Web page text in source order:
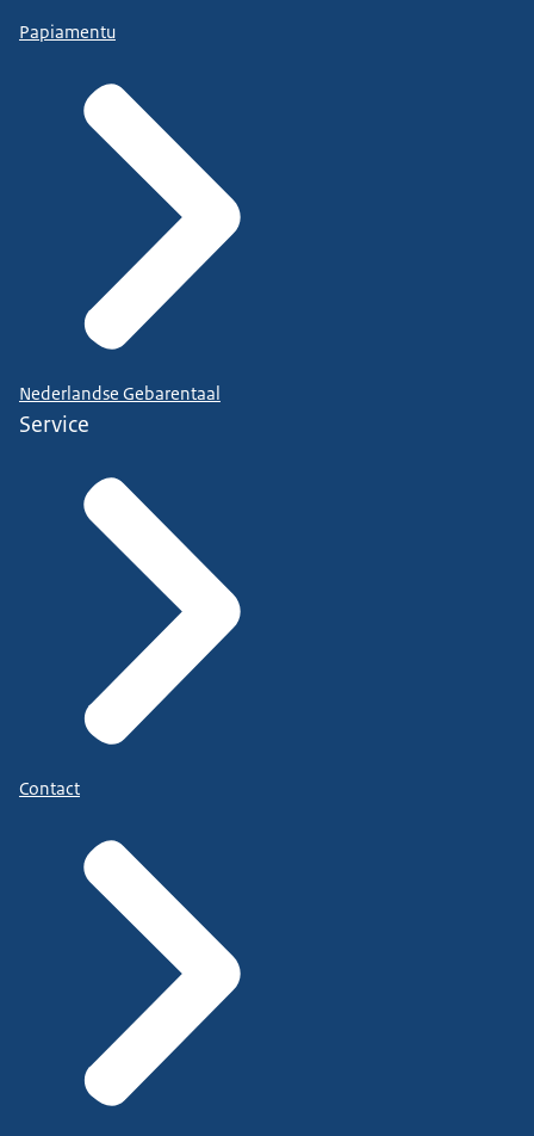
Papiamentu
Nederlandse Gebarentaal
Service
Contact